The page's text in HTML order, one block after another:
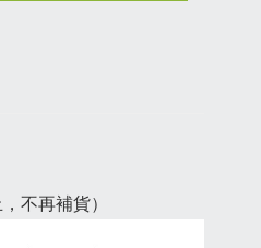
不再補貨）